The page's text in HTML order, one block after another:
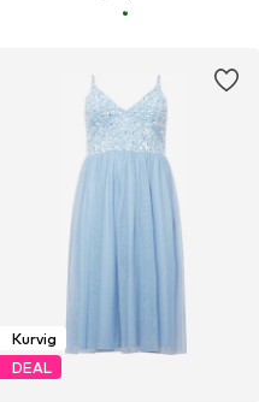
Kurvig
DEAL